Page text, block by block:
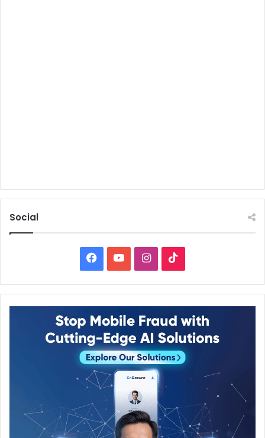
Social
Facebook
YouTubeInstagram